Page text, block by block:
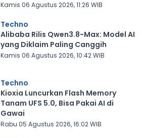
Kamis 06 Agustus 2026, 11:26 WIB
Techno
Alibaba Rilis Qwen3.8-Max: Model AI
yang Diklaim Paling Canggih
Kamis 06 Agustus 2026, 10:42 WIB
Techno
Kioxia Luncurkan Flash Memory
Tanam UFS 5.0, Bisa Pakai AI di
Gawai
Rabu 05 Agustus 2026, 16:02 WIB